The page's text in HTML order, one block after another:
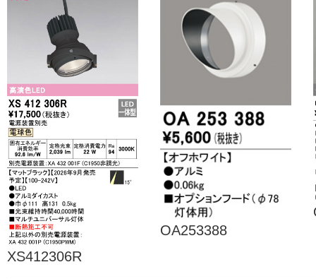
XS412306R
OA253388